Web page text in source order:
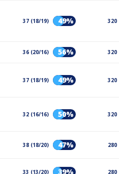
37 (18/19) 49% 320
36 (20/16) 56% 320
37 (18/19) 49% 320
32 (16/16) 50% 320
38 (18/20) 47% 280
33 (13/20) 39% 280